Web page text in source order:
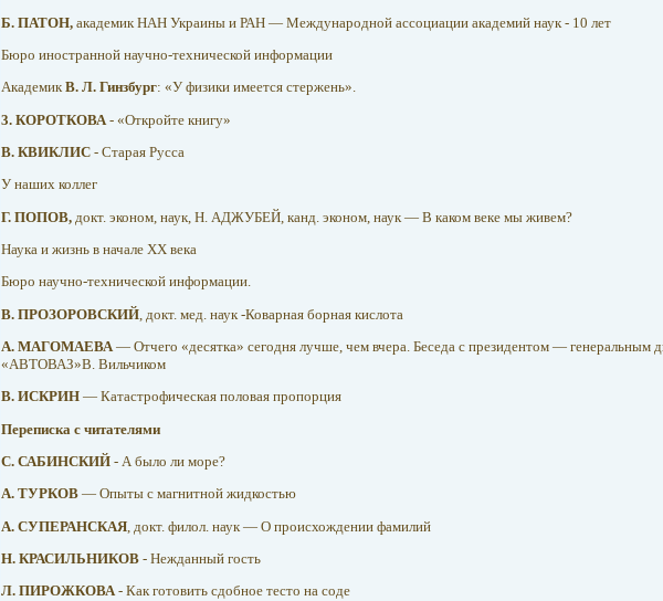
Б. ПАТОН,академик НАН Украины и РАН — Международной ассоциации академий наук - 10 лет
Бюро иностранной научно-технической информации
АкадемикВ. Л. Гинзбург: «У физики имеется стержень».
3. КОРОТКОВА- «Откройте книгу»
В. КВИКЛИС - Старая Русса
У наших коллег
Г. ПОПОВ, докт. эконом, наук, Н. АДЖУБЕЙ, канд. эконом, наук — В каком веке мы живем?
Наука и жизнь в начале XX века
Бюро научно-технической информации.
В. ПРОЗОРОВСКИЙ, докт. мед. наук -Коварная борная кислота
A. МАГОМАЕВА— Отчего «десятка» сегодня лучше, чем вчера. Беседа с президентом — генеральным
«АВТОВАЗ»В. Вильчиком
B. ИСКРИН— Катастрофическая половая пропорция
Переписка с читателями
С. САБИНСКИЙ- А было ли море?
А. ТУРКОВ — Опыты с магнитной жидкостью
А. СУПЕРАНСКАЯ, докт. филол. наук — О происхождении фамилий
Н. КРАСИЛЬНИКОВ - Нежданный гость
Л. ПИРОЖКОВА- Как готовить сдобное тесто на соде